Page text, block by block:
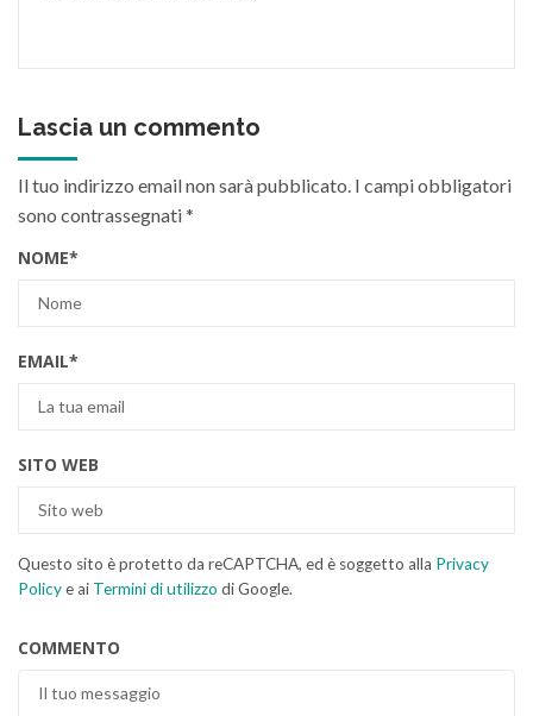
Lascia un commento
Il tuo indirizzo email non sarà pubblicato. I campi obbligatori
sono contrassegnati*
NOME*
EMAIL*
SITO WEB
Questo sito è protetto da reCAPTCHA, ed è soggetto alla Privacy
Policye ai Termini di utilizzo di Google.
COMMENTO